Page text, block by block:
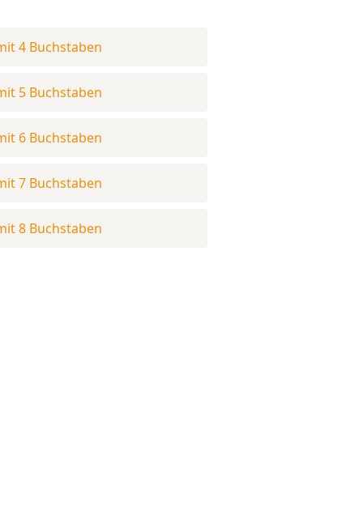
4 Buchstaben
5 Buchstaben
6 Buchstaben
7 Buchstaben
8 Buchstaben